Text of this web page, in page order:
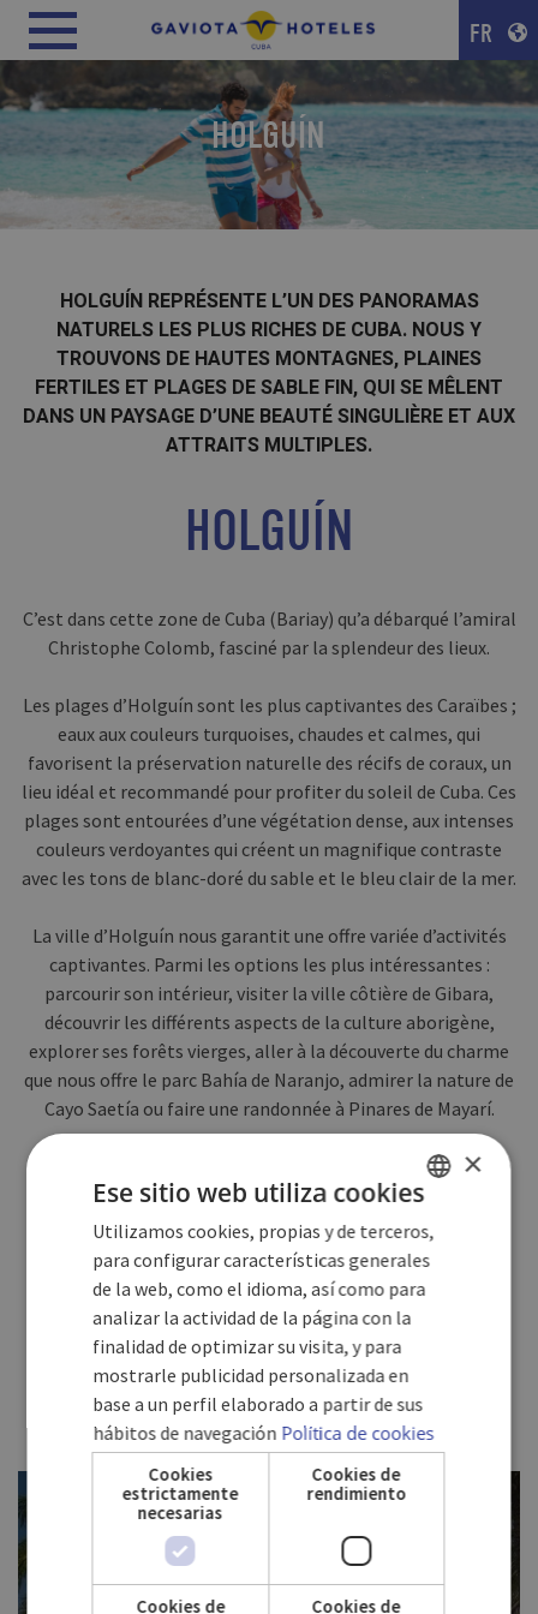
FR
HOLGUÍN
HOLGUÍN REPRÉSENTE L’UN DES PANORAMAS
NATURELS LES PLUS RICHES DE CUBA. NOUS Y
TROUVONS DE HAUTES MONTAGNES, PLAINES
FERTILES ET PLAGES DE SABLE FIN, QUI SE MÊLENT
DANS UN PAYSAGE D’UNE BEAUTÉ SINGULIÈRE ET AUX
ATTRAITS MULTIPLES.
HOLGUÍN
C’est dans cette zone de Cuba (Bariay) qu’a débarqué l’amiral
Christophe Colomb, fasciné par la splendeur des lieux.
Les plages d’Holguín sont les plus captivantes des Caraïbes ;
eaux aux couleurs turquoises, chaudes et calmes, qui
favorisent la préservation naturelle des récifs de coraux, un
lieu idéal et recommandé pour profiter du soleil de Cuba. Ces
plages sont entourées d’une végétation dense, aux intenses
couleurs verdoyantes qui créent un magnifique contraste
avec les tons de blanc-doré du sable et le bleu clair de la mer.
La ville d’Holguín nous garantit une offre variée d’activités
captivantes. Parmi les options les plus intéressantes :
parcourir son intérieur, visiter la ville côtière de Gibara,
découvrir les différents aspects de la culture aborigène,
explorer ses forêts vierges, aller à la découverte du charme
que nous offre le parc Bahía de Naranjo, admirer la nature de
Cayo Saetía ou faire une randonnée à Pinares de Mayarí.
Holguín se situe au nord-est de Cuba, entre les provinces de
Las Tunas (á l’ouest) et Guantánamo (à l’est). Au sud
d’Holguín se trouve Granma et Santiago de Cuba, et à la
limite de l’océan Atlantique, au nord.
HOTEL PLAYA COSTA VERDE
SPANISH
GERMAN
×
Ese sitio web utiliza cookies
Utilizamos cookies, propias y de terceros,
para configurar características generales
de la web, como el idioma, así como para
analizar la actividad de la página con la
finalidad de optimizar su visita, y para
mostrarle publicidad personalizada en
base a un perfil elaborado a partir de sus
hábitos de navegación Política de cookies
Cookies
estrictamente
necesarias
Cookies de
rendimiento
Cookies de
Cookies de